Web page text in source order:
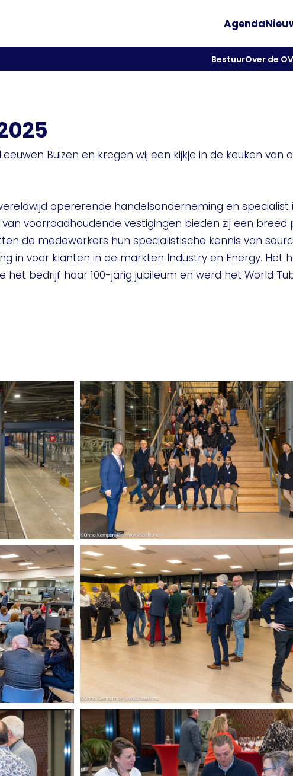
Agenda
BestuurOver de
Buizen en kregen wij een kijkje in de keuken van
opererende handelsonderneming en
voorraadhoudende vestigingen bieden zij een breed
de medewerkers hun specialistische kennis van
in voor klanten in de markten Industry en Energy. Het
het bedrijf haar 100-jarig jubileum en werd het World